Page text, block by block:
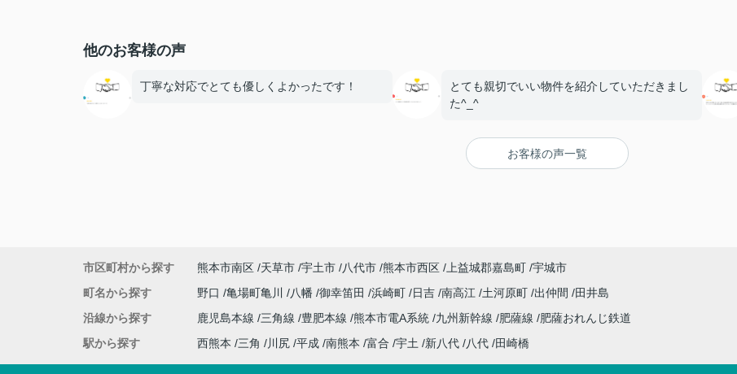
他のお客様の声
丁寧な対応でとても優しくよかったです！
とても親切でいい物件を紹介していただきまし
た^_^
お客様の声一覧
市区町村から探す 熊本市南区 天草市 宇土市 八代市 熊本市西区 上益城郡嘉島町 宇城市
町名から探す
野口 亀場町亀川 八幡 御幸笛田 浜崎町 日吉 南高江 土河原町 出仲間
田井島
沿線から探す
鹿児島本線 三角線 豊肥本線 熊本市電A系統 九州新幹線 肥薩線
肥薩おれんじ鉄道
駅から探す
西熊本 三角 川尻 平成 南熊本 富合 宇土 新八代 八代 田崎橋